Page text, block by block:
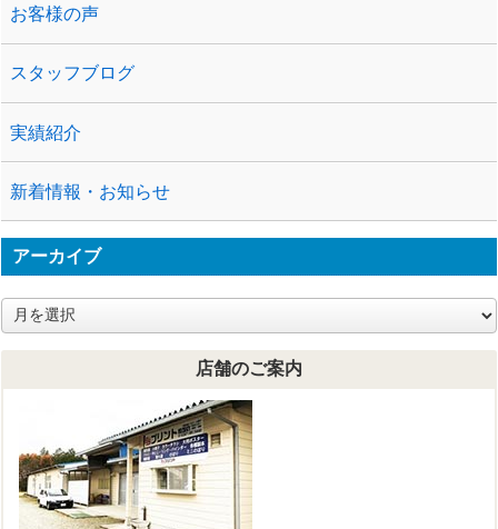
お客様の声
スタッフブログ
実績紹介
新着情報・お知らせ
アーカイブ
ア
ー
カ
店舗のご案内